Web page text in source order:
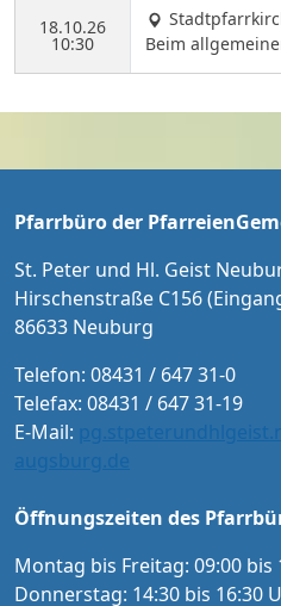
olisten:
TH WERNER Alt
RIED MICHL Bass ORCHESTER
weis Karten an
ion Neuburg
18.10.26
10:30
Beim
r uns an die
dass der
Pfarrbüro der
St. Peter und Hl. Geist
Hirschenstraße C156
86633 Neuburg
Telefon: 08431 / 647 31-0
Telefax: 08431 / 647 31-19
E-Mail:
augsburg.de
Öffnungszeiten des
Montag bis Freitag: 09:00 bis
Donnerstag: 14:30 bis 16:30